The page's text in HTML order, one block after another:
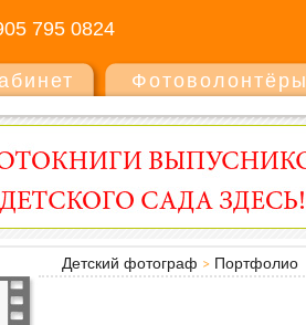
795 0824
Фотоволонтёры
Детский фотограф
Портфолио